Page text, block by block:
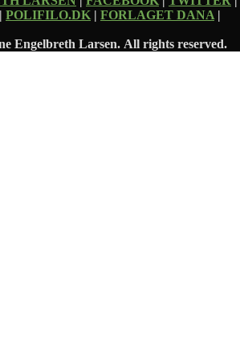
| POLIFILO.DK | FORLAGET DANA |
Engelbreth Larsen. All rights reserved.